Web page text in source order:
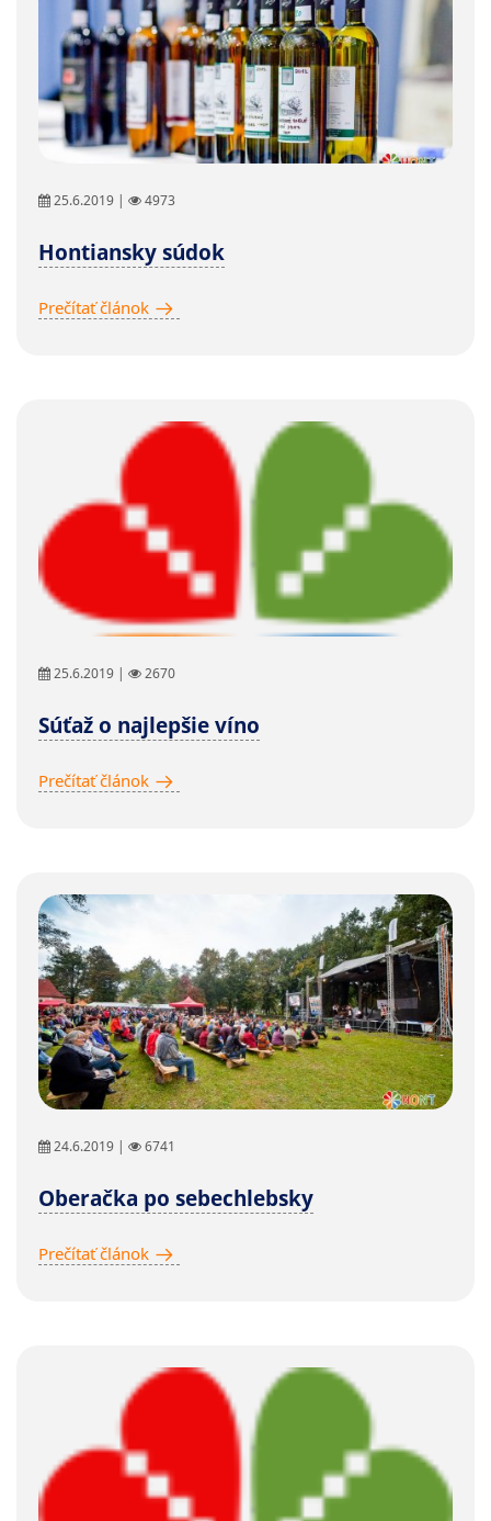
25.6.2019 | 4973
Hontiansky súdok
Prečítať článok
25.6.2019 | 2670
Súťaž o najlepšie víno
Prečítať článok
24.6.2019 | 6741
Oberačka po sebechlebsky
Prečítať článok